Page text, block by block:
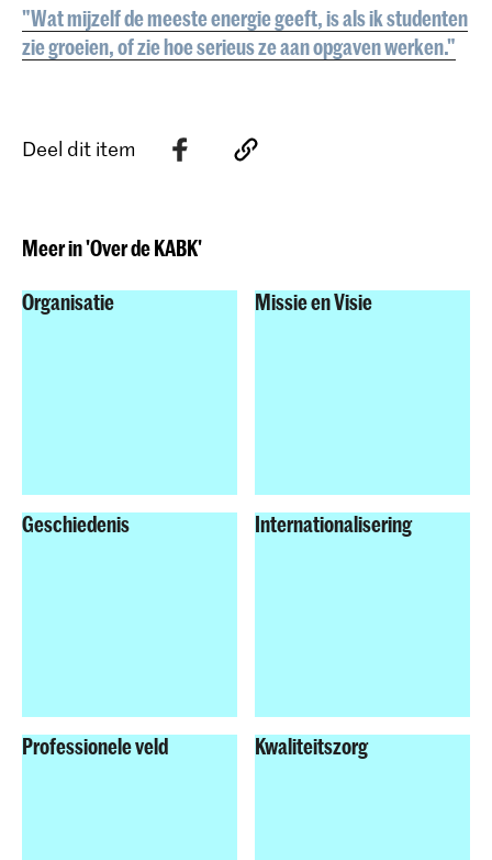
"Wat mijzelf de meeste energie geeft, is als ik studenten
zie groeien, of zie hoe serieus ze aan opgaven werken."
Deel dit item
Meer in 'Over de KABK'
Organisatie Missie en Visie
Geschiedenis Internationalisering
Professionele veld Kwaliteitszorg